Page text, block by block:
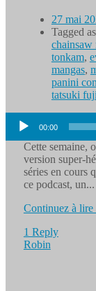
27 mai
Tagged
chainsaw
tonkam,
mangas,
panini
tatsuki
Lecteur
audio
00:00
Cette semaine,
version super-
séries en cours
ce podcast, un...
Continuez à
1 Reply
Robin